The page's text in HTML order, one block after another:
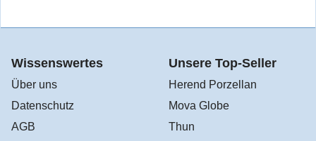
Wissenswertes
Über uns
Datenschutz
AGB
Unsere Top-Seller
Herend Porzellan
Mova Globe
Thun